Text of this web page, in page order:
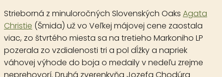
Strieborná z minuloročných Slovenských Oaks Agata
Christie (Šmida) už vo Veľkej májovej cene zaostala
viac, zo štvrtého miesta sa na tretieho Markoniho LP
pozerala zo vzdialenosti tri a pol dĺžky a napriek
váhovej výhode do boja o medaily v nedeľu zrejme